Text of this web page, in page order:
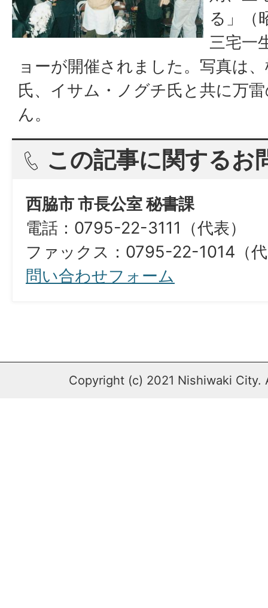
る」（
三宅一
ョーが開催されました。写真は
氏、イサム・ノグチ氏と共に万
ん。
この記事に関するお
西脇市 市長公室 秘書課
電話：0795-22-3111（代表）
ファックス：0795-22-1014（
問い合わせフォーム
Copyright (c) 2021 Nishiwaki City.